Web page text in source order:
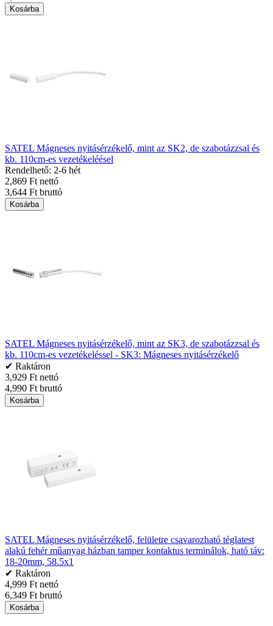
Kosárba
SATEL Mágneses nyitásérzékelő, mint az SK2, de szabotázzsal és
kb. 110cm-es vezetékeléésel
Rendelhető: 2-6 hét
2,869 Ft nettó
3,644 Ft bruttó
Kosárba
SATEL Mágneses nyitásérzékelő, mint az SK3, de szabotázzsal és
kb. 110cm-es vezetékeléssel - SK3: Mágneses nyitásérzékelő
✔ Raktáron
3,929 Ft nettó
4,990 Ft bruttó
Kosárba
SATEL Mágneses nyitásérzékelő, felületre csavarozható téglatest
alakú fehér műanyag házban tamper kontaktus terminálok, ható táv:
18-20mm, 58.5x1
✔ Raktáron
4,999 Ft nettó
6,349 Ft bruttó
Kosárba